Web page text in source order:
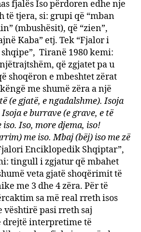
fjalës Iso përdoren edhe nje
të tjera, si: grupi që “mban
(mbushësit), që “zien”,
Kaba” etj. Tek “Fjalor i
shqipe”, Tiranë 1980 kemi:
që zgjatet pa u
shoqëron e mbeshtet zërat
me shumë zëra a një
(e gjatë, e ngadalshme). Isoja
e burrave (e grave, e të
Iso, more djema, iso!
me iso. Mbaj (bëj) iso me zë
Enciklopedik Shqiptar”,
tingull i zgjatur që mbahet
veta gjatë shoqërimit të
me 3 dhe 4 zëra. Për të
sa më real rreth isos
vështirë pasi rreth saj
drejtë interpretime të